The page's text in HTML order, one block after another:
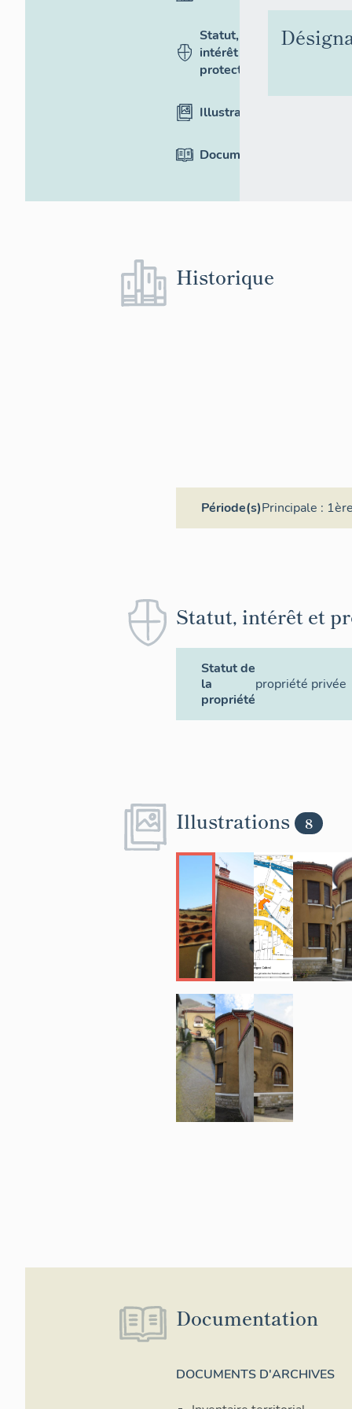
Statut,
intérêt et
protection
Illustrations
Documentation
Historique
Période(s)Principale :
Statut, intérêt et
Statut de
la
propriété
propriété privée
Illustrations 8
Documentation
DOCUMENTS D'ARCHIVES